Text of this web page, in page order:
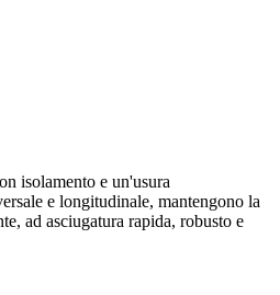
isolamento e un'usura
e longitudinale, mantengono la
ad asciugatura rapida, robusto e